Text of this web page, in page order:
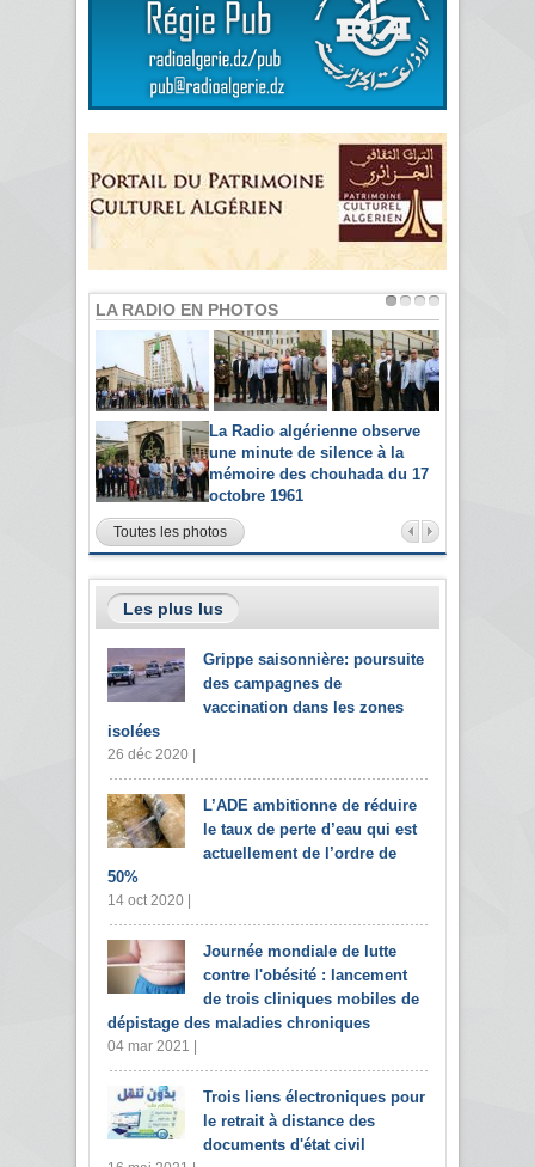
LA RADIO EN PHOTOS
La Radio algérienne observe
une minute de silence à la
mémoire des chouhada du 17
octobre 1961
Toutes les photos
Les plus lus
Grippe saisonnière: poursuite
des campagnes de
vaccination dans les zones
isolées
26 déc 2020 |
L’ADE ambitionne de réduire
le taux de perte d’eau qui est
actuellement de l’ordre de
50%
14 oct 2020 |
Journée mondiale de lutte
contre l'obésité : lancement
de trois cliniques mobiles de
dépistage des maladies chroniques
04 mar 2021 |
Trois liens électroniques pour
le retrait à distance des
documents d'état civil